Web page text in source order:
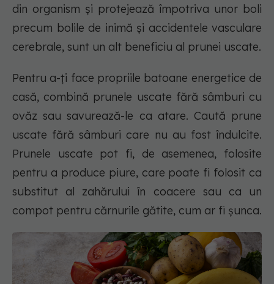
din organism și protejează împotriva unor boli
precum bolile de inimă și accidentele vasculare
cerebrale, sunt un alt beneficiu al prunei uscate.
Pentru a-ți face propriile batoane energetice de
casă, combină prunele uscate fără sâmburi cu
ovăz sau savurează-le ca atare. Caută prune
uscate fără sâmburi care nu au fost îndulcite.
Prunele uscate pot fi, de asemenea, folosite
pentru a produce piure, care poate fi folosit ca
substitut al zahărului în coacere sau ca un
compot pentru cărnurile gătite, cum ar fi șunca.